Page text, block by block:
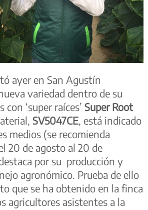
ayer en San Agustín
variedad dentro de su
‘super raíces’ Super Root
SV5047CE, está indicado
medios (se recomienda
20 de agosto al 20 de
por su producción y
agronómico. Prueba de ello
que se ha obtenido en la finca
agricultores asistentes a la